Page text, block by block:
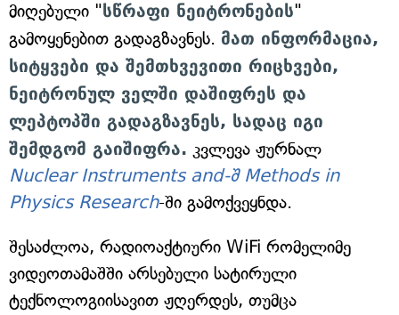
მიღებული "სწრაფი ნეიტრონების"
გამოყენებით გადაგზავნეს. მათ ინფორმაცია,
სიტყვები და შემთხვევითი რიცხვები,
ნეიტრონულ ველში დაშიფრეს და
ლეპტოპში გადაგზავნეს, სადაც იგი
შემდგომ გაიშიფრა. კვლევა ჟურნალ
Nuclear Instruments and-შ Methods in
Physics Research-ში გამოქვეყნდა.
შესაძლოა, რადიოაქტიური WiFi რომელიმე
ვიდეოთამაშში არსებული სატირული
ტექნოლოგიისავით ჟღერდეს, თუმცა